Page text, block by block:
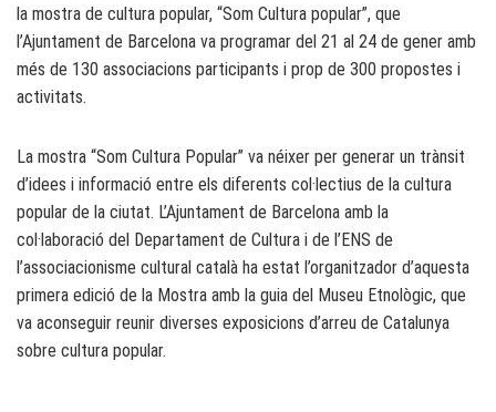
la mostra de cultura popular, “Som Cultura popular”, que
l’Ajuntament de Barcelona va programar del 21 al 24 de gener amb
més de 130 associacions participants i prop de 300 propostes i
activitats.
La mostra “Som Cultura Popular” va néixer per generar un trànsit
d’idees i informació entre els diferents col·lectius de la cultura
popular de la ciutat. L’Ajuntament de Barcelona amb la
col·laboració del Departament de Cultura i de l’ENS de
l’associacionisme cultural català ha estat l’organitzador d’aquesta
primera edició de la Mostra amb la guia del Museu Etnològic, que
va aconseguir reunir diverses exposicions d’arreu de Catalunya
sobre cultura popular.